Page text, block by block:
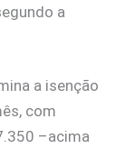
a
a isenção
com
–acima